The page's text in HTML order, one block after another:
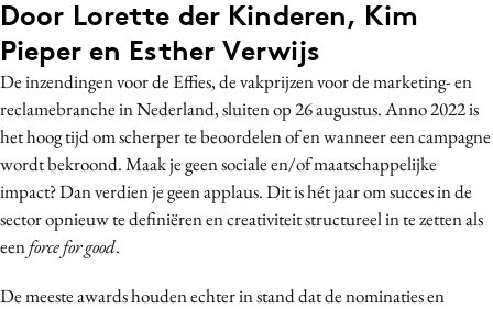
Contentmarketing
Craft
Customer Experience
Data & Insights
Design
Digital transformation
Diversiteit
Effectiviteit
Gedragsverandering
Door Lorette der Kinderen, Kim
Pieper en Esther Verwijs
De inzendingen voor de Effies, de vakprijzen voor de marketing- en
reclamebranche in Nederland, sluiten op 26 augustus. Anno 2022 is
het hoog tijd om scherper te beoordelen of en wanneer een campagne
wordt bekroond. Maak je geen sociale en/of maatschappelijke
impact? Dan verdien je geen applaus. Dit is hét jaar om succes in de
sector opnieuw te definiëren en creativiteit structureel in te zetten als
eenforce for good.
De meeste awards houden echter in stand dat de nominaties en